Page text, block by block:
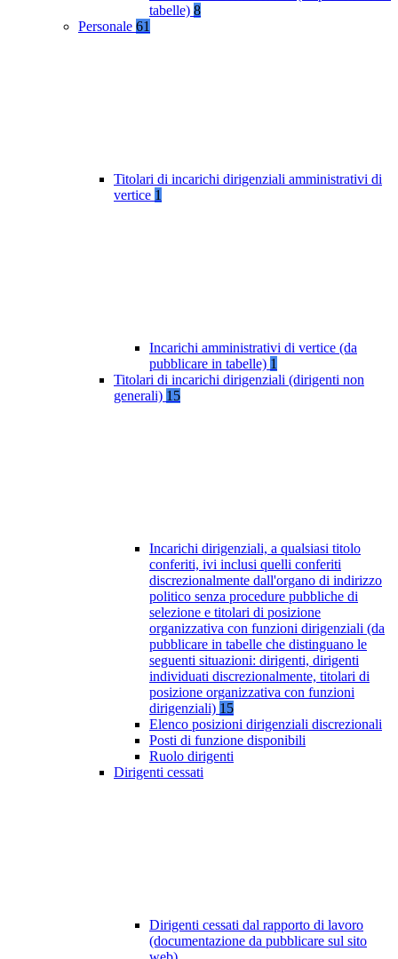
tabelle) 8
Personale 61
Titolari di incarichi dirigenziali amministrativi di
vertice 1
Incarichi amministrativi di vertice (da
pubblicare in tabelle) 1
Titolari di incarichi dirigenziali (dirigenti non
generali) 15
Incarichi dirigenziali, a qualsiasi titolo
conferiti, ivi inclusi quelli conferiti
discrezionalmente dall'organo di indirizzo
politico senza procedure pubbliche di
selezione e titolari di posizione
organizzativa con funzioni dirigenziali (da
pubblicare in tabelle che distinguano le
seguenti situazioni: dirigenti, dirigenti
individuati discrezionalmente, titolari di
posizione organizzativa con funzioni
dirigenziali) 15
Elenco posizioni dirigenziali discrezionali
Posti di funzione disponibili
Ruolo dirigenti
Dirigenti cessati
Dirigenti cessati dal rapporto di lavoro
(documentazione da pubblicare sul sito